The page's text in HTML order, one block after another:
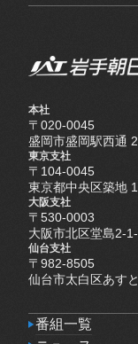
本社
〒020-0045
盛岡市盛岡駅西通
東京支社
〒104-0045
東京都中央区築地
大阪支社
〒530-0003
大阪市北区堂島2-
仙台支社
〒982-8505
仙台市太白区あす
番組一覧